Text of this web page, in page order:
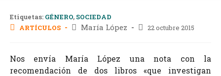
Etiquetas: GÉNERO, SOCIEDAD
ARTÍCULOS
María López 22 octubre 2015
Nos envía María López una nota con la
recomendación de dos libros «que investigan